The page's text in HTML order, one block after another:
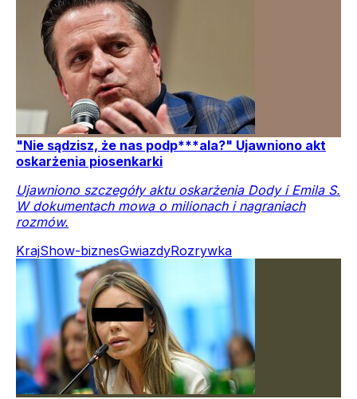
"Nie sądzisz, że nas podp***ala?" Ujawniono akt
oskarżenia piosenkarki
Ujawniono szczegóły aktu oskarżenia Dody i Emila S.
W dokumentach mowa o milionach i nagraniach
rozmów.
KrajShow-biznesGwiazdyRozrywka